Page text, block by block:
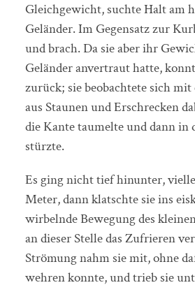
Gleichgewicht, suchte Halt am
Geländer. Im Gegensatz zur
und brach. Da sie aber ihr
Geländer anvertraut hatte,
zurück; sie beobachtete sich
aus Staunen und Erschrecken
die Kante taumelte und dann in
stürzte.
Es ging nicht tief hinunter,
Meter, dann klatschte sie ins
wirbelnde Bewegung des
an dieser Stelle das Zufrieren
Strömung nahm sie mit, ohne
wehren konnte, und trieb sie